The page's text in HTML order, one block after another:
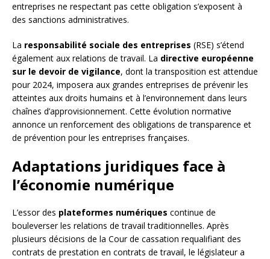
entreprises ne respectant pas cette obligation s’exposent à
des sanctions administratives.
La responsabilité sociale des entreprises (RSE) s’étend
également aux relations de travail. La directive européenne
sur le devoir de vigilance, dont la transposition est attendue
pour 2024, imposera aux grandes entreprises de prévenir les
atteintes aux droits humains et à l’environnement dans leurs
chaînes d’approvisionnement. Cette évolution normative
annonce un renforcement des obligations de transparence et
de prévention pour les entreprises françaises.
Adaptations juridiques face à
l’économie numérique
L’essor des plateformes numériques continue de
bouleverser les relations de travail traditionnelles. Après
plusieurs décisions de la Cour de cassation requalifiant des
contrats de prestation en contrats de travail, le législateur a